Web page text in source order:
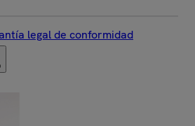
legal de conformidad